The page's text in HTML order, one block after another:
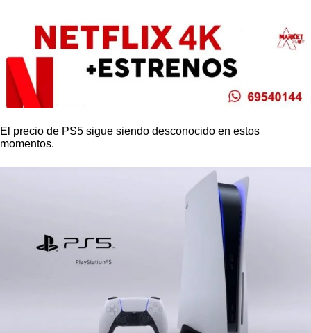
El precio de PS5 sigue siendo desconocido en estos
momentos.